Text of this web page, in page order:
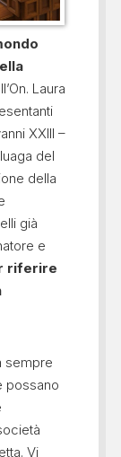
Laura
XXIII –
del
della
già
e
riferire
sempre
possano
Vi